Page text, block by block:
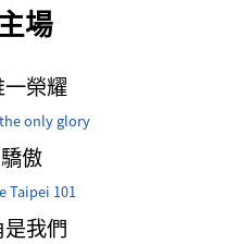
場
榮耀
only glory
傲
Taipei 101
我們